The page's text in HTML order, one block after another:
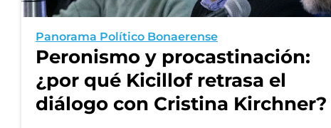
Panorama Político Bonaerense
Peronismo y procastinación:
¿por qué Kicillof retrasa el
diálogo con Cristina Kirchner?